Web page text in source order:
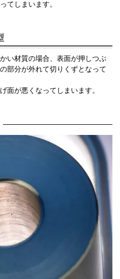
てしまいます。
い材質の場合、表面が押しつぶ
部分が外れて切りくずとなって
面が悪くなってしまいます。